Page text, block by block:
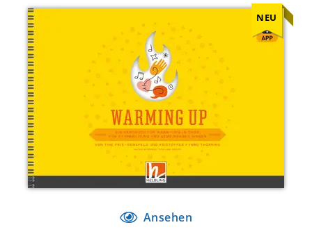
NEU
Ansehen